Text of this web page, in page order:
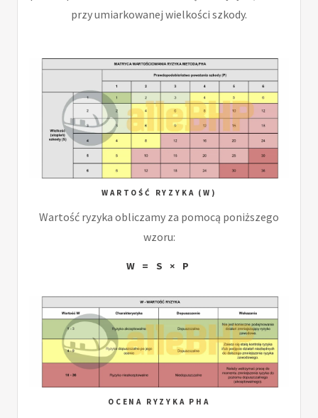
przy umiarkowanej wielkości szkody.
WARTOŚĆ RYZYKA (W)
Wartość ryzyka obliczamy za pomocą poniższego
wzoru:
W = S × P
OCENA RYZYKA PHA